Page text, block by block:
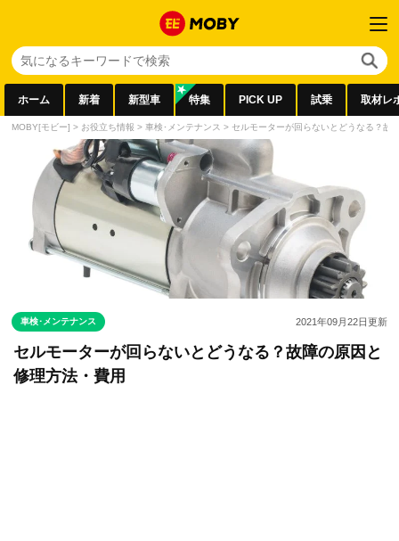
ホーム 新着 新型車 特集 PICK UP 試乗 取材レ
MOBY[モビー] > お役立ち情報 > 車検･メンテナンス > セルモーターが回らないとどうなる？故
車検･メンテナンス 2021年09月22日更新
セルモーターが回らないとどうなる？故障の原因と
修理方法・費用